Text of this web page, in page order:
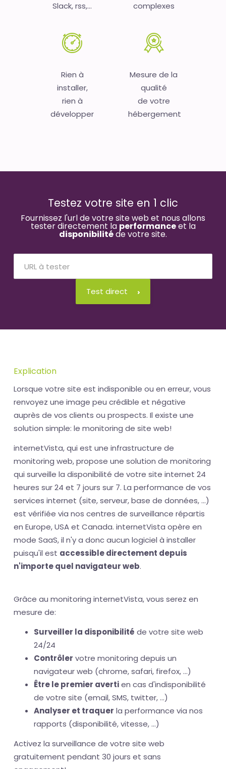
Slack, rss,...
complexes
Rien à
installer,
rien à
développer
Mesure de la
qualité
de votre
hébergement
Testez votre site en 1 clic
Fournissez l'url de votre site web et nous allons
tester directement la performanceet la
disponibilitéde votre site.
Test direct
Explication
Lorsque votre site est indisponible ou en erreur, vous
renvoyez une image peu crédible et négative
auprès de vos clients ou prospects. Il existe une
solution simple: le monitoring de site web!
internetVista, qui est une infrastructure de
monitoring web, propose une solution de monitoring
qui surveille la disponibilité de votre site internet 24
heures sur 24 et 7 jours sur 7. La performance de vos
services internet (site, serveur, base de données, ...)
est vérifiée via nos centres de surveillance répartis
en Europe, USA et Canada. internetVista opère en
mode SaaS, il n'y a donc aucun logiciel à installer
puisqu'il est accessible directement depuis
n'importe quel navigateur web.
Grâce au monitoring internetVista, vous serez en
mesure de:
Surveiller la disponibilité de votre site web
24/24
Contrôler votre monitoring depuis un
navigateur web (chrome, safari, firefox, ...)
Être le premier avertien cas d'indisponibilité
de votre site (email, SMS, twitter, ...)
Analyser et traquer la performance via nos
rapports (disponibilité, vitesse, ...)
Activez la surveillance de votre site web
gratuitement pendant 30 jours et sans